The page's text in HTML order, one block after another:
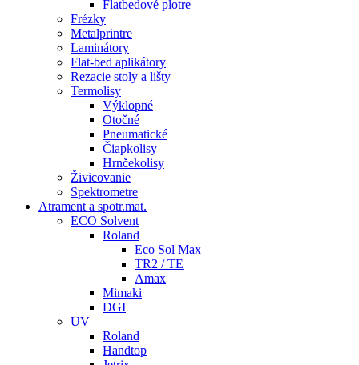
Flatbedové plotre
Frézky
Metalprintre
Laminátory
Flat-bed aplikátory
Rezacie stoly a lišty
Termolisy
Výklopné
Otočné
Pneumatické
Čiapkolisy
Hrnčekolisy
Živicovanie
Spektrometre
Atrament a spotr.mat.
ECO Solvent
Roland
Eco Sol Max
TR2 / TE
Amax
Mimaki
DGI
UV
Roland
Handtop